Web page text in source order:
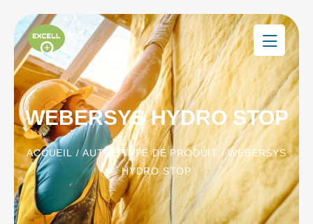
WEBERSYS HYDRO STOP
ACCUEIL /AUTRE TYPE DE PRODUIT / WEBERSYS
HYDRO STOP